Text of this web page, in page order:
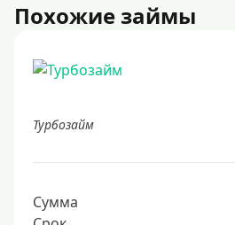
Похожие займы
Турбозайм
Сумма